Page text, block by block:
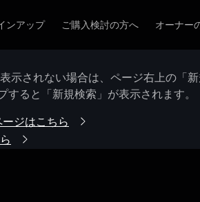
ンアップ ご購入検討の方へ オーナー
示されない場合は、ページ右上の「
すると「新規検索」が表示されます。
ジはこちら